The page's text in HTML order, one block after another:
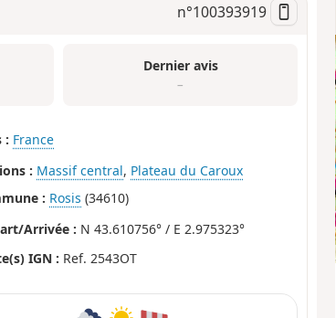
n°100393919
Dernier avis
–
: France
: Massif central, Plateau du Caroux
: Rosis (34610)
Arrivée : N 43.610756° / E 2.975323°
IGN : Ref. 2543OT